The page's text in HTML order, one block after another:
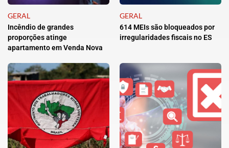
GERAL
Incêndio de grandes
proporções atinge
apartamento em Venda Nova
GERAL
614 MEIs são bloqueados por
irregularidades fiscais no ES